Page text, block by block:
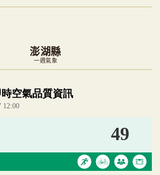
澎湖縣
一週氣象
小工具為視覺預覽，完整即時空